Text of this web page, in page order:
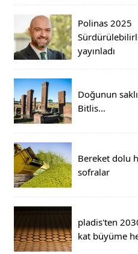
Polinas 2025
yayınladı
Doğunun
Bitlis...
Bereket dolu
sofralar
pladis'ten
kat büyüme